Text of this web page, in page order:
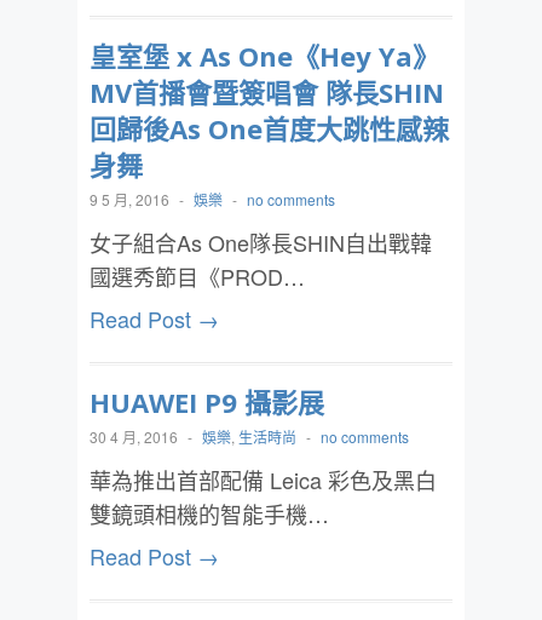
皇室堡 x As One《Hey Ya》
MV首播會暨簽唱會 隊長SHIN
回歸後As One首度大跳性感辣
身舞
9 5 月, 2016 - 娛樂 - no comments
女子組合As One隊長SHIN自出戰韓
國選秀節目《PROD…
Read Post →
HUAWEI P9 攝影展
30 4 月, 2016 - 娛樂, 生活時尚 - no comments
華為推出首部配備 Leica 彩色及黑白
雙鏡頭相機的智能手機…
Read Post →